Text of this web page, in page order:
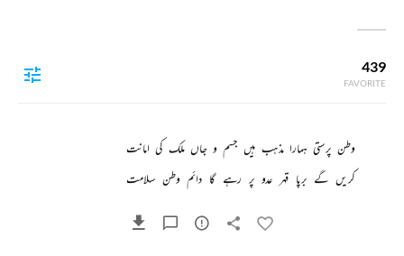
439
FAVORITE
وطن پرستی ہمارا مذہب ہیں جسم و جاں ملک کی امانت
کریں گے برپا قہر عدو پر رہے گا دائم وطن سلامت